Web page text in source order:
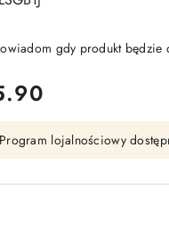
gdy produkt będzie
Program lojalnościowy